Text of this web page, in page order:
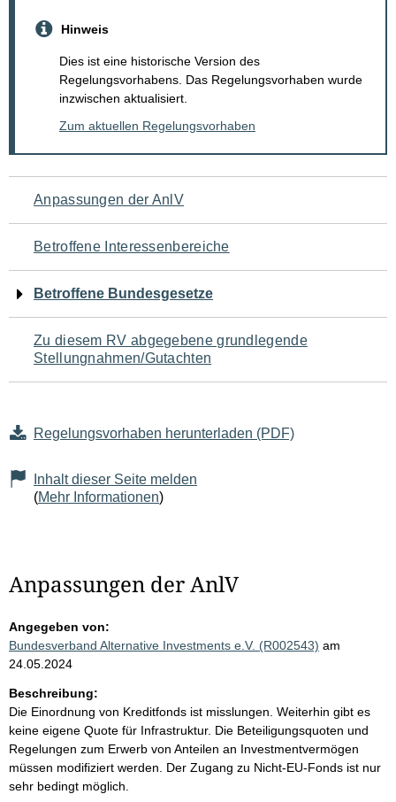
Hinweis
Dies ist eine historische Version des
Regelungsvorhabens. Das Regelungsvorhaben wurde
inzwischen aktualisiert.
Zum aktuellen Regelungsvorhaben
Navigation
für
den
Seiteninhalt
Anpassungen der AnlV
Betroffene Interessenbereiche
Betroffene Bundesgesetze
Zu diesem RV abgegebene grundlegende
Stellungnahmen/Gutachten
Regelungsvorhaben herunterladen (PDF)
Inhalt dieser Seite melden
(Mehr Informationen)
Anpassungen der AnlV
Angegeben von:
Bundesverband Alternative Investments e.V. (R002543) am
24.05.2024
Beschreibung:
Die Einordnung von Kreditfonds ist misslungen. Weiterhin gibt es
keine eigene Quote für Infrastruktur. Die Beteiligungsquoten und
Regelungen zum Erwerb von Anteilen an Investmentvermögen
müssen modifiziert werden. Der Zugang zu Nicht-EU-Fonds ist nur
sehr bedingt möglich.